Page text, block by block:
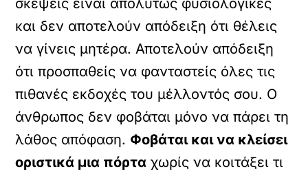
σκέψεις είναι απολύτως φυσιολογικές
και δεν αποτελούν απόδειξη ότι θέλεις
να γίνεις μητέρα. Αποτελούν απόδειξη
ότι προσπαθείς να φανταστείς όλες τις
πιθανές εκδοχές του μέλλοντός σου. Ο
άνθρωπος δεν φοβάται μόνο να πάρει τη
λάθος απόφαση. Φοβάται και να κλείσει
οριστικά μια πόρτα χωρίς να κοιτάξει τι